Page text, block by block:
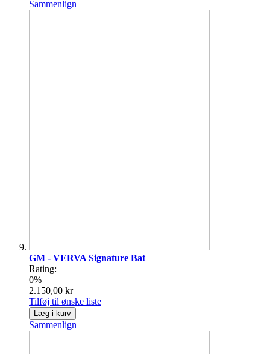
Sammenlign
GM - VERVA Signature Bat
Rating:
0%
2.150,00 kr
Tilføj til ønske liste
Læg i kurv
Sammenlign